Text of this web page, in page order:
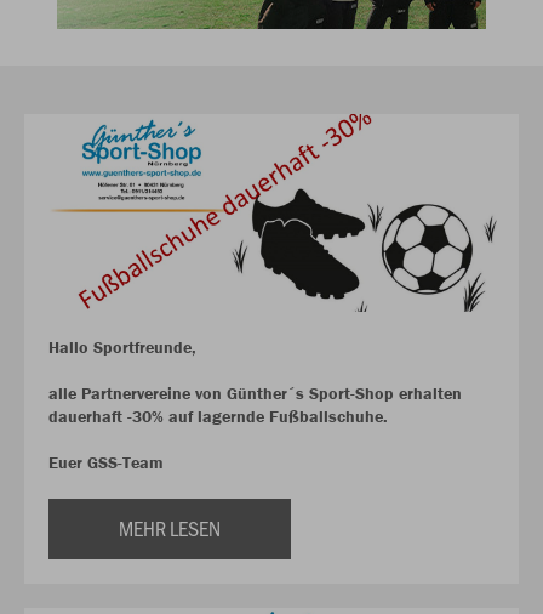
Hallo Sportfreunde,
alle Partnervereine von Günther´s Sport-Shop erhalten
dauerhaft -30% auf lagernde Fußballschuhe.
Euer GSS-Team
MEHR LESEN